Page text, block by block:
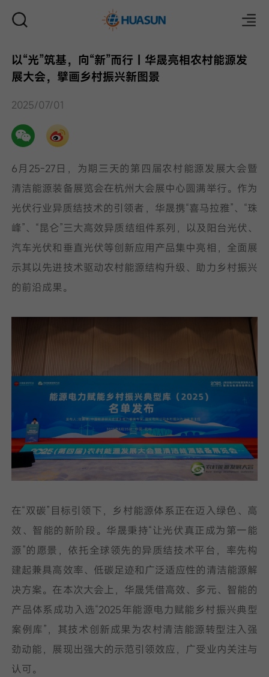
邮件
以“光”筑基，向“新”而行｜华晟亮相农村能源发
展大会，擘画乡村振兴新图景
2025/07/01
6月25-27日，为期三天的第四届农村能源发展大会暨
清洁能源装备展览会在杭州大会展中心圆满举行。作为
光伏行业异质结技术的引领者，华晟携“喜马拉雅”、“珠
峰”、“昆仑”三大高效异质结组件系列，以及阳台光伏、
汽车光伏和垂直光伏等创新应用产品集中亮相，全面展
示其以先进技术驱动农村能源结构升级、助力乡村振兴
的前沿成果。
在“双碳”目标引领下，乡村能源体系正在迈入绿色、高
效、智能的新阶段。华晟秉持“让光伏真正成为第一能
源”的愿景，依托全球领先的异质结技术平台，率先构
建起兼具高效率、低碳足迹和广泛适应性的清洁能源解
决方案。在本次大会上，华晟凭借高效、多元、智能的
产品体系成功入选“2025年能源电力赋能乡村振兴典型
案例库”，其技术创新成果为农村清洁能源转型注入强
劲动能，展现出强大的示范引领效应，广受业内关注与
认可。